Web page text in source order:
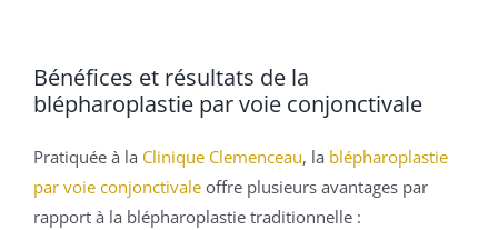
Bénéfices et résultats de la
blépharoplastie par voie conjonctivale
Pratiquée à la Clinique Clemenceau, la blépharoplastie
par voie conjonctivale offre plusieurs avantages par
rapport à la blépharoplastie traditionnelle :